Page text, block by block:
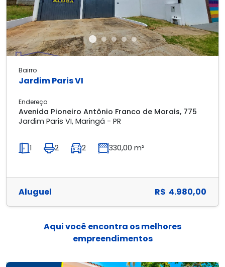
Bairro
Jardim Paris VI
Endereço
Avenida Pioneiro Antônio Franco de Morais, 775
Jardim Paris VI, Maringá - PR
1 2 2 330,00 m²
Aluguel R$ 4.980,00
Aqui você encontra os melhores
empreendimentos